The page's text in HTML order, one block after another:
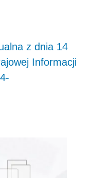
z dnia 14
Informacji